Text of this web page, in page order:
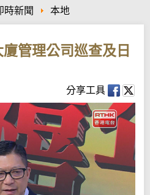
時新聞 本地
管理公司巡查及日
分享工具